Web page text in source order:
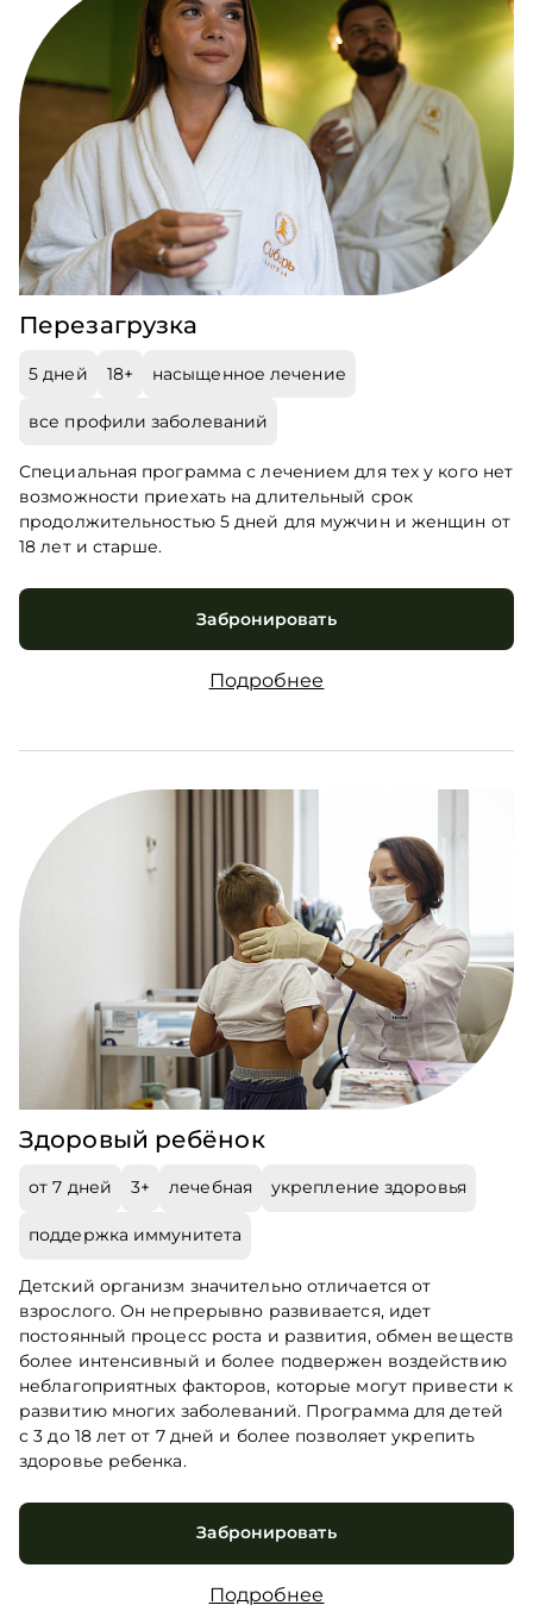
Перезагрузка
5 дней 18+ насыщенное лечение
все профили заболеваний
Специальная программа с лечением для тех у кого нет
возможности приехать на длительный срок
продолжительностью 5 дней для мужчин и женщин от
18 лет и старше.
Забронировать
Подробнее
Здоровый ребёнок
от 7 дней 3+ лечебная укрепление здоровья
поддержка иммунитета
Детский организм значительно отличается от
взрослого. Он непрерывно развивается, идет
постоянный процесс роста и развития, обмен веществ
более интенсивный и более подвержен воздействию
неблагоприятных факторов, которые могут привести к
развитию многих заболеваний. Программа для детей
с 3 до 18 лет от 7 дней и более позволяет укрепить
здоровье ребенка.
Забронировать
Подробнее